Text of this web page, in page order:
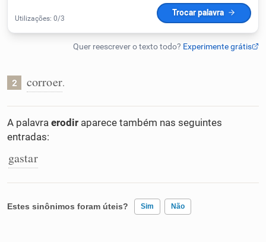
Detector de IA
Humanizador de IA
Cata-letras
Caça-palavras
2 corroer.
A palavra erodir aparece também nas seguintes
entradas:
gastar
Estes sinônimos foram úteis? Sim Não